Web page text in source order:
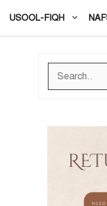
USOOL-FIQH
Search